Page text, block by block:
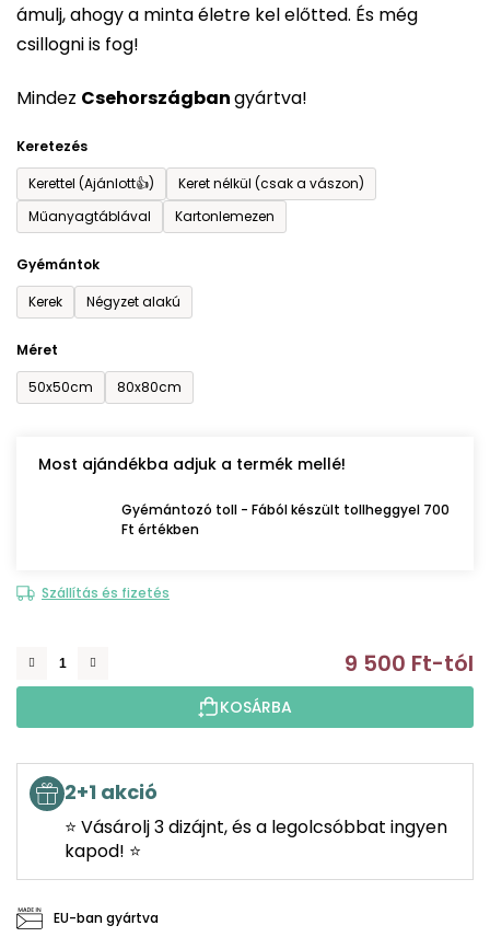
ámulj, ahogy a minta életre kel előtted. És még
csillogni is fog!
Mindez Csehországbangyártva!
Keretezés
Kerettel (Ajánlott👍)
Keret nélkül (csak a vászon)
Műanyagtáblával
Kartonlemezen
Gyémántok
Kerek
Négyzet alakú
Méret
50x50cm
80x80cm
Most ajándékba adjuk a termék mellé!
Gyémántozó toll - Fából készült tollheggyel 700
Ft értékben
Szállítás és fizetés
9 500 Ft-tól
KOSÁRBA
2+1 akció
⭐ Vásárolj 3 dizájnt, és a legolcsóbbat ingyen
kapod! ⭐
EU-ban gyártva